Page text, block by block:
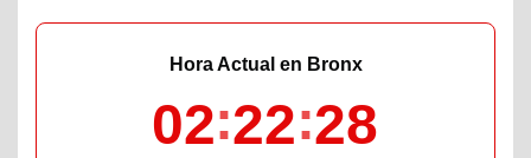
Hora Actual en Bronx
02 22 29